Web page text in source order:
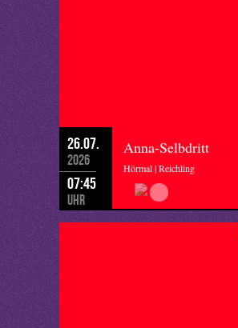
26.07.
2026
07:45
Uhr
Anna-Selbdritt
Hörmal | Reichling